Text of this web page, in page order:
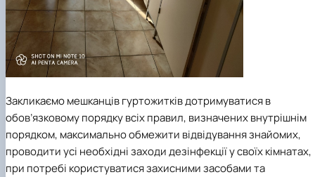
Закликаємо мешканців гуртожитків дотримуватися в
обов’язковому порядку всіх правил, визначених внутрішнім
порядком, максимально обмежити відвідування знайомих,
проводити усі необхідні заходи дезінфекції у своїх кімнатах,
при потребі користуватися захисними засобами та